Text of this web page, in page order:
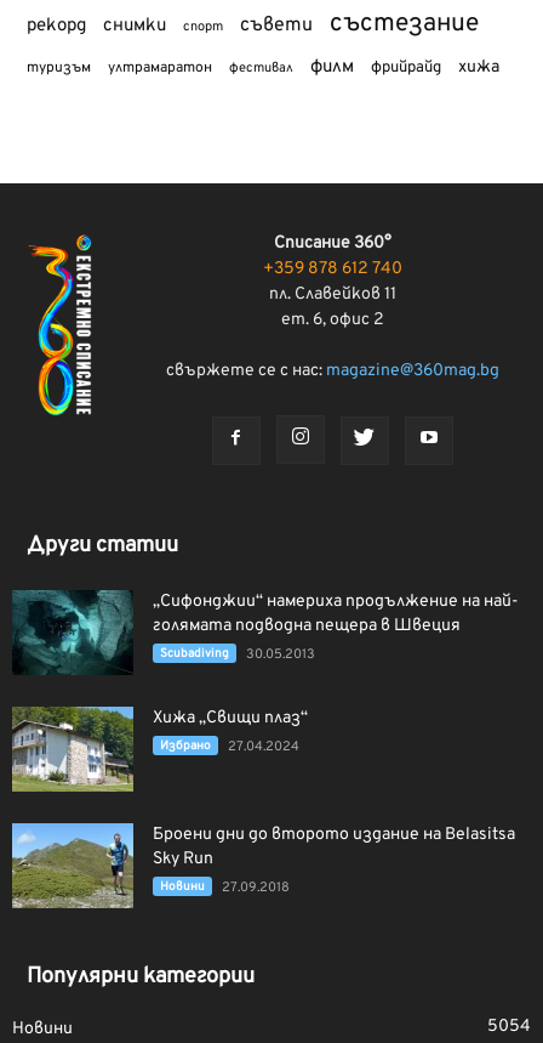
рекорд снимки спорт съвети състезание
туризъм ултрамаратон фестивал филм фрийрайд хижа
Списание 360°
+359 878 612 740
пл. Славейков 11
ет. 6, офис 2
свържете се с нас: magazine@360mag.bg
Други статии
„Сифонджии“ намериха продължение на най-
голямата подводна пещера в Швеция
Scubadiving 30.05.2013
Хижа „Свищи плаз“
Избрано 27.04.2024
Броени дни до второто издание на Belasitsa
Sky Run
Новини 27.09.2018
Популярни категории
Новини
5054